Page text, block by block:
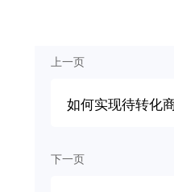
上一页
如何实现待转化
下一页